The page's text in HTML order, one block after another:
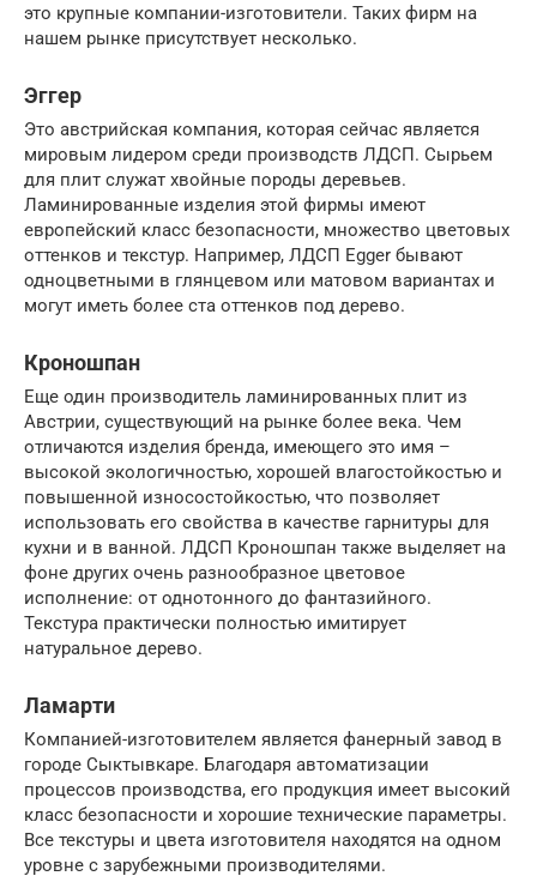
это крупные компании-изготовители. Таких фирм на
нашем рынке присутствует несколько.
Эггер
Это австрийская компания, которая сейчас является
мировым лидером среди производств ЛДСП. Сырьем
для плит служат хвойные породы деревьев.
Ламинированные изделия этой фирмы имеют
европейский класс безопасности, множество цветовых
оттенков и текстур. Например, ЛДСП Egger бывают
одноцветными в глянцевом или матовом вариантах и
могут иметь более ста оттенков под дерево.
Кроношпан
Еще один производитель ламинированных плит из
Австрии, существующий на рынке более века. Чем
отличаются изделия бренда, имеющего это имя –
высокой экологичностью, хорошей влагостойкостью и
повышенной износостойкостью, что позволяет
использовать его свойства в качестве гарнитуры для
кухни и в ванной. ЛДСП Кроношпан также выделяет на
фоне других очень разнообразное цветовое
исполнение: от однотонного до фантазийного.
Текстура практически полностью имитирует
натуральное дерево.
Ламарти
Компанией-изготовителем является фанерный завод в
городе Сыктывкаре. Благодаря автоматизации
процессов производства, его продукция имеет высокий
класс безопасности и хорошие технические параметры.
Все текстуры и цвета изготовителя находятся на одном
уровне с зарубежными производителями.